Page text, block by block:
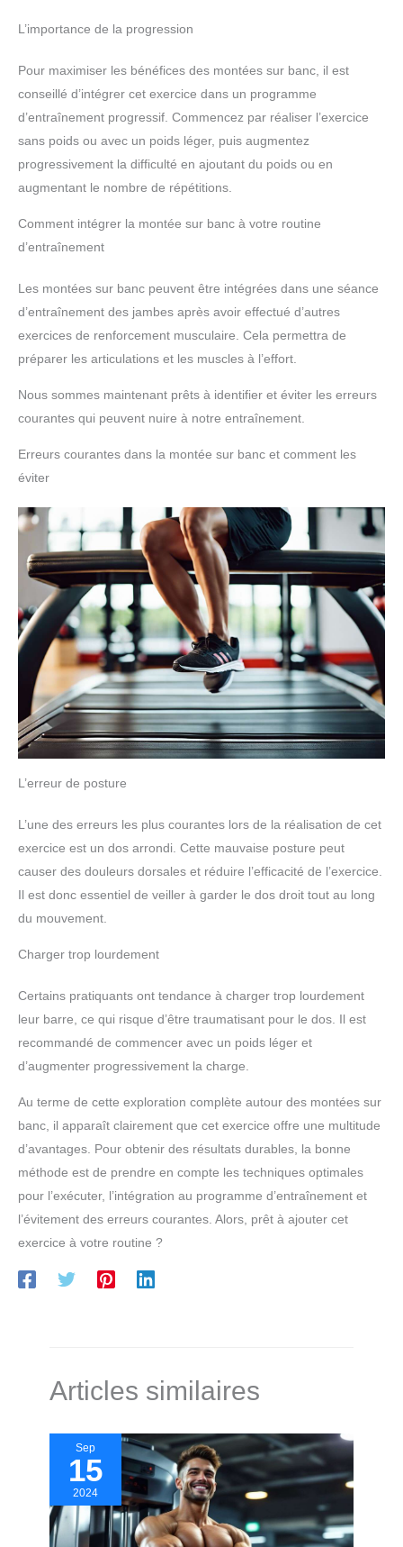
L’importance de la progression
Pour maximiser les bénéfices des montées sur banc, il est
conseillé d’intégrer cet exercice dans un programme
d’entraînement progressif. Commencez par réaliser l’exercice
sans poids ou avec un poids léger, puis augmentez
progressivement la difficulté en ajoutant du poids ou en
augmentant le nombre de répétitions.
Comment intégrer la montée sur banc à votre routine
d’entraînement
Les montées sur banc peuvent être intégrées dans une séance
d’entraînement des jambes après avoir effectué d’autres
exercices de renforcement musculaire. Cela permettra de
préparer les articulations et les muscles à l’effort.
Nous sommes maintenant prêts à identifier et éviter les erreurs
courantes qui peuvent nuire à notre entraînement.
Erreurs courantes dans la montée sur banc et comment les
éviter
L’erreur de posture
L’une des erreurs les plus courantes lors de la réalisation de cet
exercice est un dos arrondi. Cette mauvaise posture peut
causer des douleurs dorsales et réduire l’efficacité de l’exercice.
Il est donc essentiel de veiller à garder le dos droit tout au long
du mouvement.
Charger trop lourdement
Certains pratiquants ont tendance à charger trop lourdement
leur barre, ce qui risque d’être traumatisant pour le dos. Il est
recommandé de commencer avec un poids léger et
d’augmenter progressivement la charge.
Au terme de cette exploration complète autour des montées sur
banc, il apparaît clairement que cet exercice offre une multitude
d’avantages. Pour obtenir des résultats durables, la bonne
méthode est de prendre en compte les techniques optimales
pour l’exécuter, l’intégration au programme d’entraînement et
l’évitement des erreurs courantes. Alors, prêt à ajouter cet
exercice à votre routine ?
Articles similaires
Sep
15
2024